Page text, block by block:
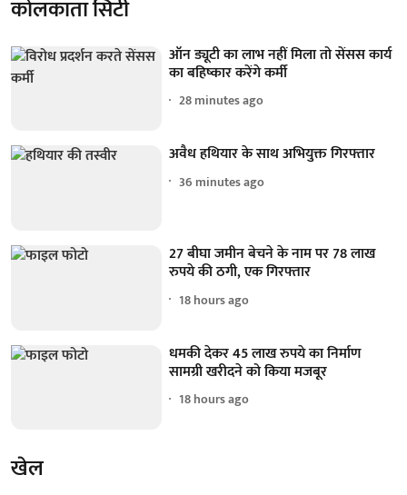
कोलकाता सिटी
ऑन ड्यूटी का लाभ नहीं मिला तो सेंसस कार्य
का बहिष्कार करेंगे कर्मी
28 minutes ago
अवैध हथियार के साथ अभियुक्त गिरफ्तार
36 minutes ago
27 बीघा जमीन बेचने के नाम पर 78 लाख
रुपये की ठगी, एक गिरफ्तार
18 hours ago
धमकी देकर 45 लाख रुपये का निर्माण
सामग्री खरीदने को किया मजबूर
18 hours ago
खेल